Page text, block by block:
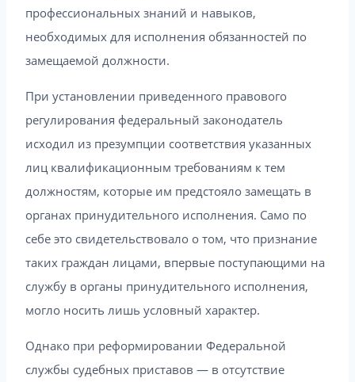
профессиональных знаний и навыков,
необходимых для исполнения обязанностей по
замещаемой должности.
При установлении приведенного правового
регулирования федеральный законодатель
исходил из презумпции соответствия указанных
лиц квалификационным требованиям к тем
должностям, которые им предстояло замещать в
органах принудительного исполнения. Само по
себе это свидетельствовало о том, что признание
таких граждан лицами, впервые поступающими на
службу в органы принудительного исполнения,
могло носить лишь условный характер.
Однако при реформировании Федеральной
службы судебных приставов — в отсутствие